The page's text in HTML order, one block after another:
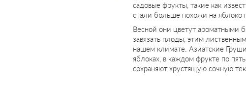
садовые фрукты, такие как
стали больше похожи на яблоко
Весной они цветут ароматными
завязать плоды, этим
нашем климате. Азиатские
яблоках, в каждом фрукте по
сохраняют хрустящую сочную